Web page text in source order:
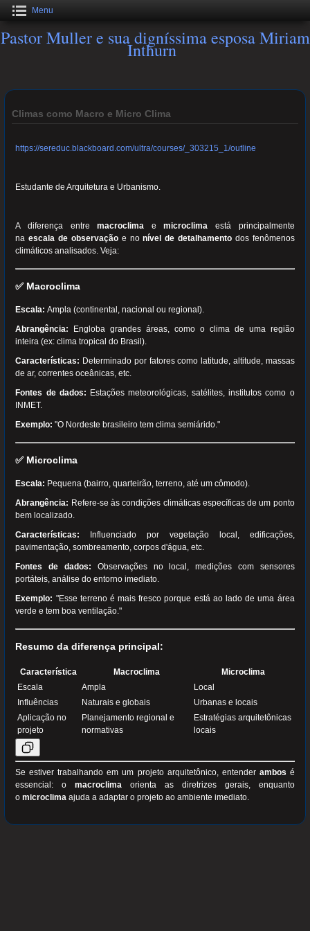
Menu
Pastor Muller e sua digníssima esposa Miriam
Inthurn
Climas como Macro e Micro Clima
https://sereduc.blackboard.com/ultra/courses/_303215_1/outline
Estudante de Arquitetura e Urbanismo.
A diferença entremacroclima emicroclima está principalmente
naescala de observaçãoe nonível de detalhamentodos fenômenos
climáticos analisados. Veja:
✅ Macroclima
Escala: Ampla (continental, nacional ou regional).
Abrangência:
Engloba grandes áreas, como o clima de uma região
inteira (ex: clima tropical do Brasil).
Características: Determinado por fatores como latitude, altitude, massas
de ar, correntes oceânicas, etc.
Fontes de dados: Estações meteorológicas, satélites, institutos como o
INMET.
Exemplo: "O Nordeste brasileiro tem clima semiárido."
✅ Microclima
Escala: Pequena (bairro, quarteirão, terreno, até um cômodo).
Abrangência: Refere-se às condições climáticas específicas de um ponto
bem localizado.
Características:
Influenciado por vegetação local, edificações,
pavimentação, sombreamento, corpos d'água, etc.
Fontes de dados: Observações no local, medições com sensores
portáteis, análise do entorno imediato.
Exemplo: "Esse terreno é mais fresco porque está ao lado de uma área
verde e tem boa ventilação."
Resumo da diferença principal:
Característica Macroclima
Microclima
Escala
Ampla
Local
Influências
Naturais e globais
Urbanas e locais
Aplicação no
projeto
Planejamento regional e
normativas
Estratégias arquitetônicas
locais
Se estiver trabalhando em um projeto arquitetônico, entender ambos é
essencial: omacroclima orienta as diretrizes gerais, enquanto
omicroclima ajuda a adaptar o projeto ao ambiente imediato.